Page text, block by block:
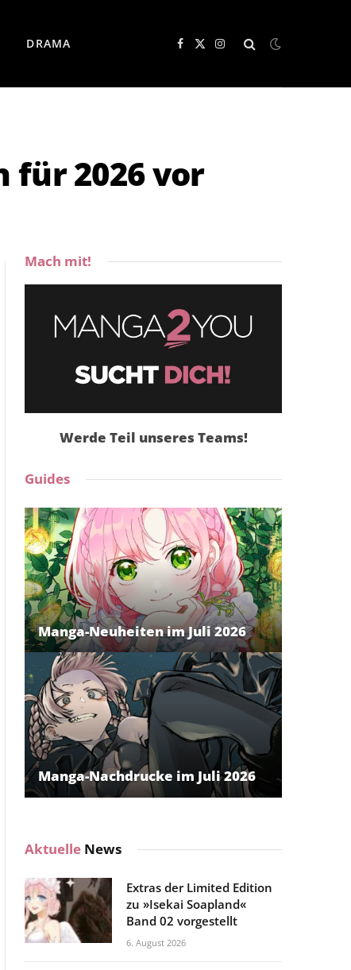
DRAMA Facebook
X
Instagram
für 2026 vor
Mach mit!
Werde Teil unseres Teams!
Guides
Manga-Neuheiten im Juli 2026
Manga-Nachdrucke im Juli 2026
Aktuelle News
Extras der Limited Edition
zu »Isekai Soapland«
Band 02 vorgestellt
6. August 2026